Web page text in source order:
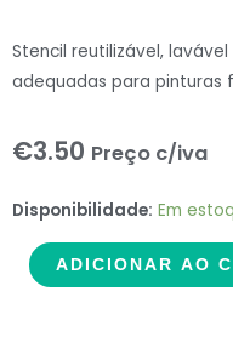
Stencil reutilizável,
adequadas para pinturas
€3.50 Preço c/iva
Disponibilidade: Em
Stencil
Pfaciais
Helicoptero
ADICIONAR AO